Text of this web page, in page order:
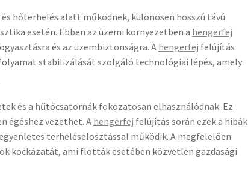
hőterhelés alatt működnek, különösen hosszú távú
esetén. Ebben az üzemi környezetben a hengerfej
és az üzembiztonságra. A hengerfej felújítás
stabilizálását szolgáló technológiai lépés, amely
és a hűtőcsatornák fokozatosan elhasználódnak. Ez
égéshez vezethet. Ahengerfej felújítás során ezek a hibák
terheléselosztással működik. A megfelelően
kockázatát, ami flották esetében közvetlen gazdasági